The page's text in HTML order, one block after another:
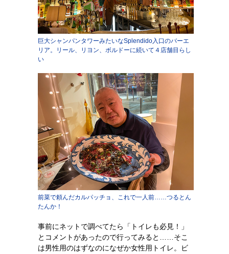
巨大シャンパンタワーみたいなSplendido入口のバーエ
リア。リール、リヨン、ボルドーに続いて４店舗目らし
い
前菜で頼んだカルパッチョ、これで一人前……つるとん
たんか！
事前にネットで調べてたら「トイレも必見！」
とコメントがあったので行ってみると……そこ
は男性用のはずなのになぜか女性用トイレ。ビ